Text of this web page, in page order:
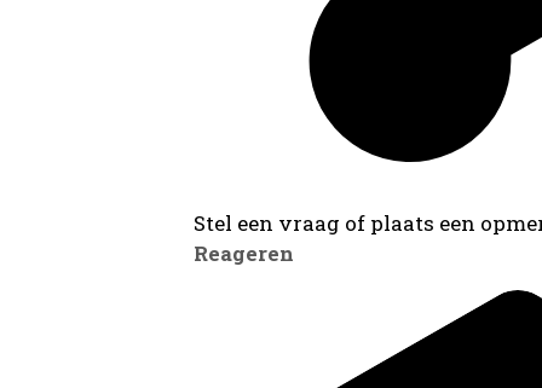
Stel een vraag of plaats een
Reageren